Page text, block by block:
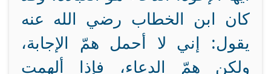
كان ابن الخطاب رضي الله عنه
يقول: إني لا أحمل همّ الإجابة،
ولكن همّ الدعاء، فإذا ألهمت